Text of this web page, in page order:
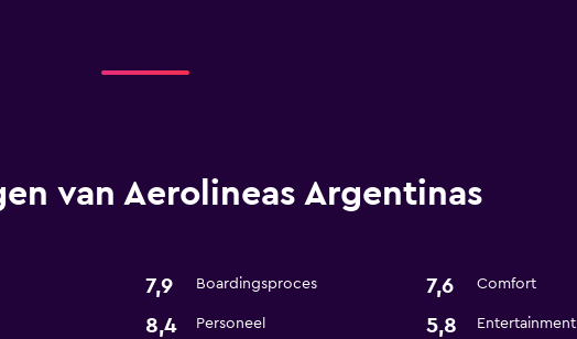
van Aerolineas Argentinas
7,9 Boardingsproces 7,6 Comfort
8,4 Personeel 5,8 Entertainment